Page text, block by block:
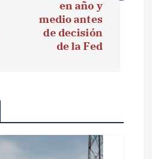
en año y
medio antes
de decisión
de la Fed